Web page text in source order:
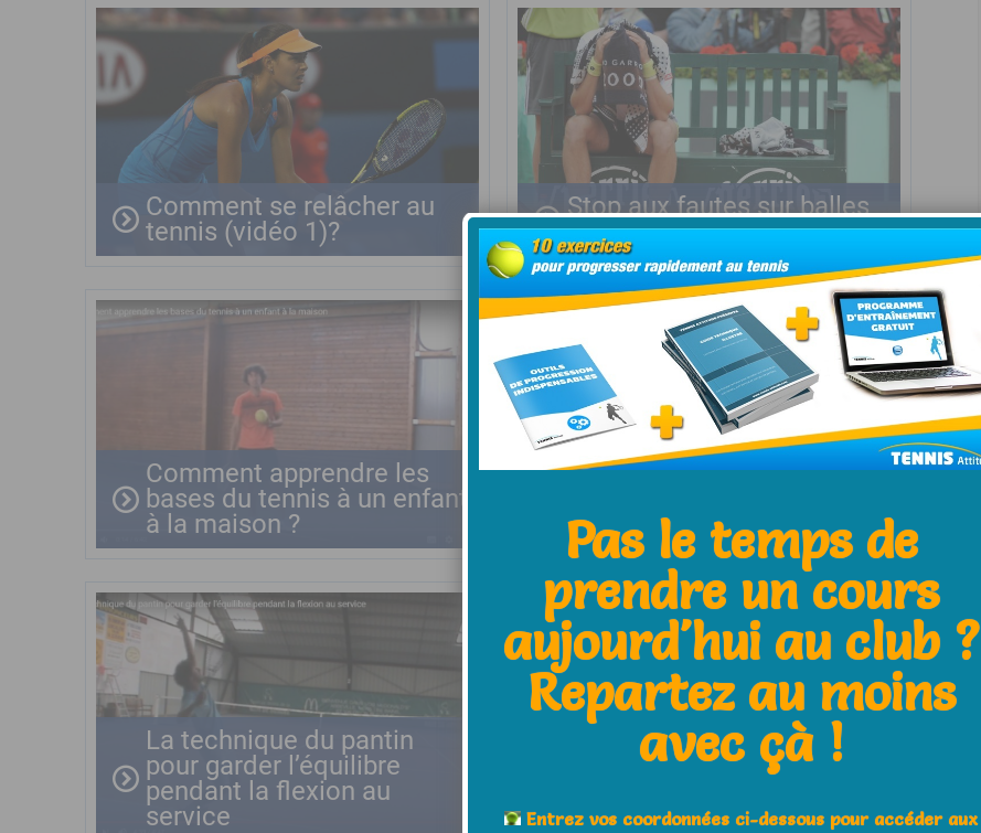
Comment se relâcher au
tennis (vidéo 1)?
Stop aux fautes sur balles
courtes
Comment apprendre les
bases du tennis à un enfant
à la maison ?
Comment améliorer
3)
La technique du pantin
pour garder l’équilibre
pendant la flexion au
service
A l’aide ! J’ai perdu mon
je m’écroule)
Pas le temps de
prendre un cours
aujourd'hui au club ?
Repartez au moins
avec çà !
Entrez vos coordonnées ci-dessous pour accéder aux